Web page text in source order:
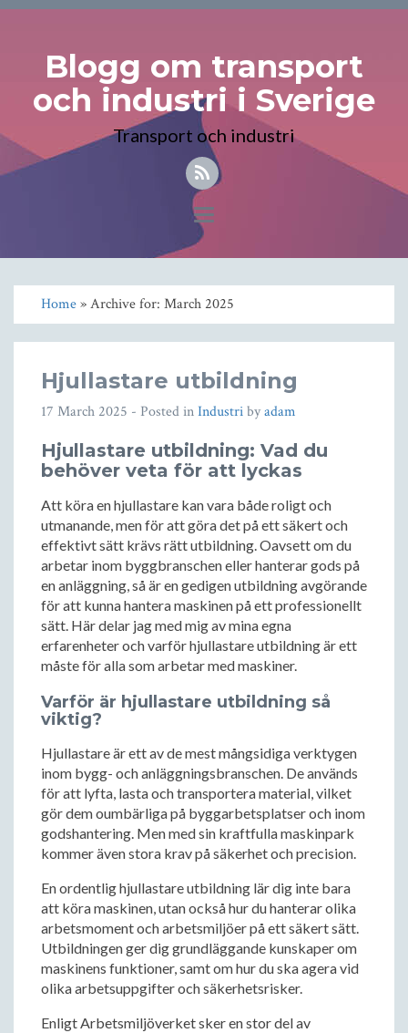
Blogg om transport
och industri i Sverige
Transport och industri
Toggle
navigation
Home» Archive for: March 2025
Hjullastare utbildning
17 March 2025 - Posted inIndustribyadam
Hjullastare utbildning: Vad du
behöver veta för att lyckas
Att köra en hjullastare kan vara både roligt och
utmanande, men för att göra det på ett säkert och
effektivt sätt krävs rätt utbildning. Oavsett om du
arbetar inom byggbranschen eller hanterar gods på
en anläggning, så är en gedigen utbildning avgörande
för att kunna hantera maskinen på ett professionellt
sätt. Här delar jag med mig av mina egna
erfarenheter och varför hjullastare utbildning är ett
måste för alla som arbetar med maskiner.
Varför är hjullastare utbildning så
viktig?
Hjullastare är ett av de mest mångsidiga verktygen
inom bygg- och anläggningsbranschen. De används
för att lyfta, lasta och transportera material, vilket
gör dem oumbärliga på byggarbetsplatser och inom
godshantering. Men med sin kraftfulla maskinpark
kommer även stora krav på säkerhet och precision.
En ordentlig hjullastare utbildning lär dig inte bara
att köra maskinen, utan också hur du hanterar olika
arbetsmoment och arbetsmiljöer på ett säkert sätt.
Utbildningen ger dig grundläggande kunskaper om
maskinens funktioner, samt om hur du ska agera vid
olika arbetsuppgifter och säkerhetsrisker.
Enligt Arbetsmiljöverket sker en stor del av